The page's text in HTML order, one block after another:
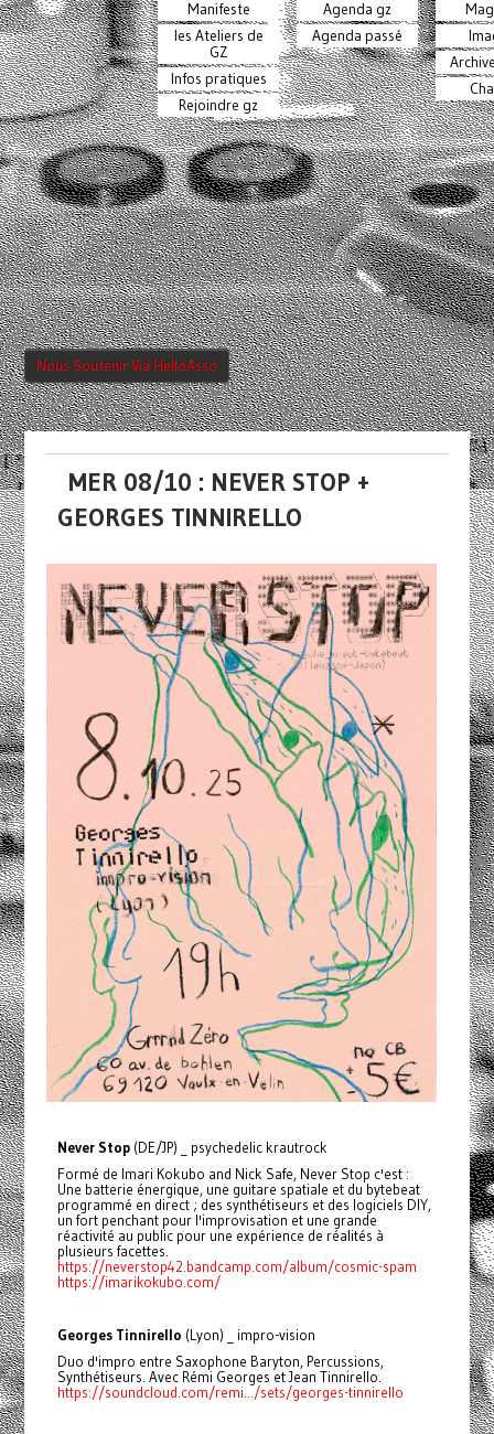
Manifeste
les Ateliers de
GZ
Infos pratiques
Rejoindre gz
Agenda gz
Agenda passé
Nous Soutenir Via HelloAsso
MER 08/10 : NEVER STOP +
GEORGES TINNIRELLO
Never Stop(DE/JP) _ psychedelic krautrock
Formé de Imari Kokubo and Nick Safe, Never Stop c'est :
Une batterie énergique, une guitare spatiale et du bytebeat
programmé en direct ; des synthétiseurs et des logiciels DIY,
un fort penchant pour l'improvisation et une grande
réactivité au public pour une expérience de réalités à
plusieurs facettes.
https://neverstop42.bandcamp.com/album/cosmic-spam
https://imarikokubo.com/
Georges Tinnirello (Lyon) _ impro-vision
Duo d'impro entre Saxophone Baryton, Percussions,
Synthétiseurs. Avec Rémi Georges et Jean Tinnirello.
https://soundcloud.com/remi.../sets/georges-tinnirello